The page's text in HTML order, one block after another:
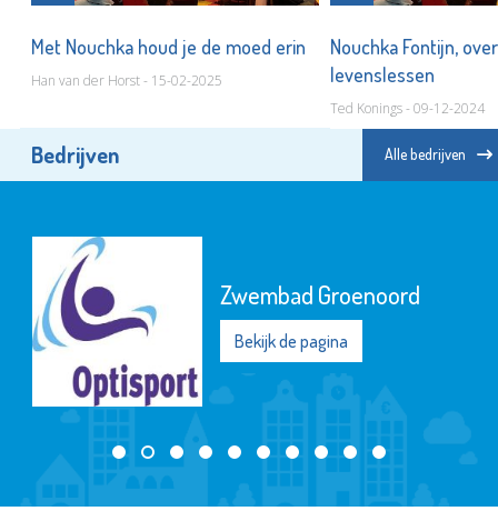
Met Nouchka houd je de moed erin
Han van der Horst - 15-02-2025
Nouchka Fontijn,
levenslessen
Ted Konings - 09-12-2024
Bedrijven Alle bedrijven
Zwembad Groenoord
Bekijk de pagina